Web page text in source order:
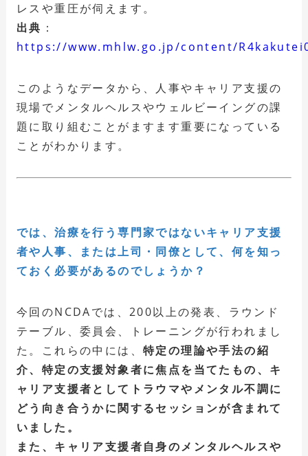
レスや重圧が伺えます。
出典 ：
https://www.mhlw.go.jp/content/
このようなデータから、人事やキャリア支援の
現場でメンタルヘルスやウェルビーイングの課
題に取り組むことがますます重要になっている
ことがわかります。
では、治療を行う専門家ではないキャリア支援
者や人事、または上司・同僚として、何を知っ
ておく必要があるのでしょうか？
今回のNCDAでは、200以上の発表、ラウンド
テーブル、委員会、トレーニングが行われまし
た。これらの中には、 特定の理論や手法の紹
介、特定の支援対象者に焦点を当てたもの、キ
ャリア支援者としてトラウマやメンタル不調に
どう向き合うかに関するセッションが含まれて
いました。
また、キャリア支援者自身のメンタルヘルスや